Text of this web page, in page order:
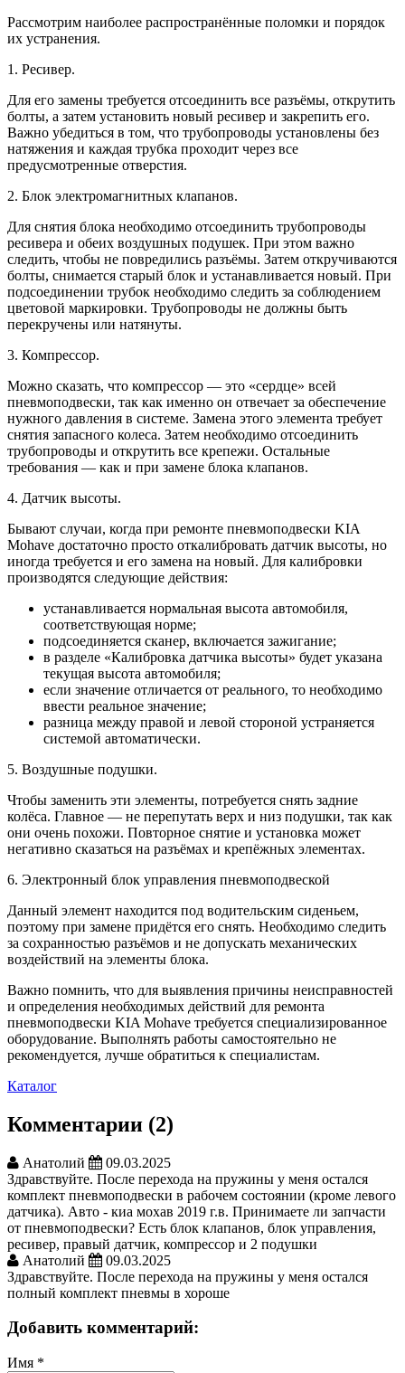
Рассмотрим наиболее распространённые поломки и порядок
их устранения.
1. Ресивер.
Для его замены требуется отсоединить все разъёмы, открутить
болты, а затем установить новый ресивер и закрепить его.
Важно убедиться в том, что трубопроводы установлены без
натяжения и каждая трубка проходит через все
предусмотренные отверстия.
2. Блок электромагнитных клапанов.
Для снятия блока необходимо отсоединить трубопроводы
ресивера и обеих воздушных подушек. При этом важно
следить, чтобы не повредились разъёмы. Затем откручиваются
болты, снимается старый блок и устанавливается новый. При
подсоединении трубок необходимо следить за соблюдением
цветовой маркировки. Трубопроводы не должны быть
перекручены или натянуты.
3. Компрессор.
Можно сказать, что компрессор — это «сердце» всей
пневмоподвески, так как именно он отвечает за обеспечение
нужного давления в системе. Замена этого элемента требует
снятия запасного колеса. Затем необходимо отсоединить
трубопроводы и открутить все крепежи. Остальные
требования — как и при замене блока клапанов.
4. Датчик высоты.
Бывают случаи, когда при ремонте пневмоподвески KIA
Mohave достаточно просто откалибровать датчик высоты, но
иногда требуется и его замена на новый. Для калибровки
производятся следующие действия:
устанавливается нормальная высота автомобиля,
соответствующая норме;
подсоединяется сканер, включается зажигание;
в разделе «Калибровка датчика высоты» будет указана
текущая высота автомобиля;
если значение отличается от реального, то необходимо
ввести реальное значение;
разница между правой и левой стороной устраняется
системой автоматически.
5. Воздушные подушки.
Чтобы заменить эти элементы, потребуется снять задние
колёса. Главное — не перепутать верх и низ подушки, так как
они очень похожи. Повторное снятие и установка может
негативно сказаться на разъёмах и крепёжных элементах.
6. Электронный блок управления пневмоподвеской
Данный элемент находится под водительским сиденьем,
поэтому при замене придётся его снять. Необходимо следить
за сохранностью разъёмов и не допускать механических
воздействий на элементы блока.
Важно помнить, что для выявления причины неисправностей
и определения необходимых действий для ремонта
пневмоподвески KIA Mohave требуется специализированное
оборудование. Выполнять работы самостоятельно не
рекомендуется, лучше обратиться к специалистам.
Каталог
Комментарии (2)
Анатолий
09.03.2025
Здравствуйте. После перехода на пружины у меня остался
комплект пневмоподвески в рабочем состоянии (кроме левого
датчика). Авто - киа мохав 2019 г.в. Принимаете ли запчасти
от пневмоподвески? Есть блок клапанов, блок управления,
ресивер, правый датчик, компрессор и 2 подушки
Анатолий
09.03.2025
Здравствуйте. После перехода на пружины у меня остался
полный комплект пневмы в хороше
Добавить комментарий:
Имя *